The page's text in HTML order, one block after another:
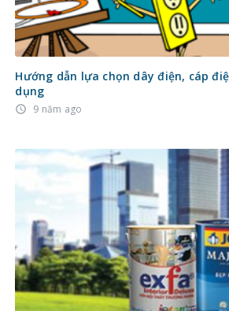
Hướng dẫn lựa chọn dây điện, cáp
dụng
access_time 9 năm ago